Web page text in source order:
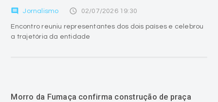
comment Jornalismo access_time 02/07/2026 19:30
Encontro reuniu representantes dos dois países e celebrou
a trajetória da entidade
Morro da Fumaça confirma construção de praça